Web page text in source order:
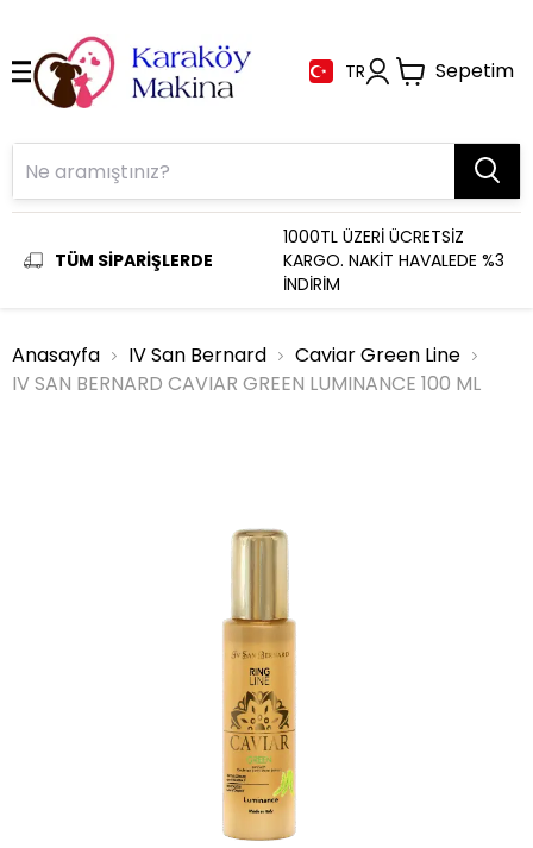
TR Sepetim
TÜM SİPARİŞLERDE
1000TL ÜZERİ ÜCRETSİZ
KARGO. NAKİT HAVALEDE %3
İNDİRİM
Anasayfa IV San Bernard
Caviar Green Line
IV SAN BERNARD CAVIAR GREEN LUMINANCE 100 ML